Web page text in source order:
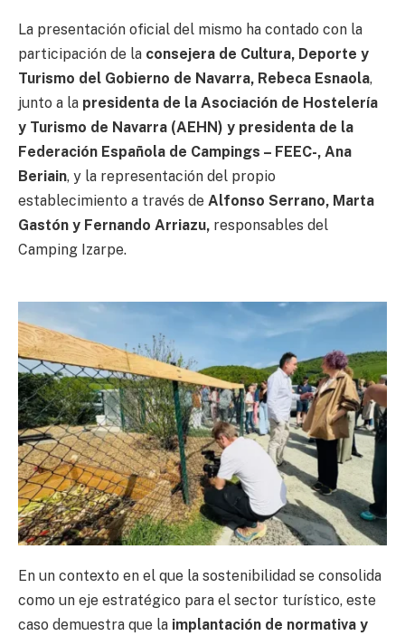
La presentación oficial del mismo ha contado con la
participación de la consejera de Cultura, Deporte y
Turismo del Gobierno de Navarra, Rebeca Esnaola,
junto a la presidenta de la Asociación de Hostelería
y Turismo de Navarra (AEHN) y presidenta de la
Federación Española de Campings – FEEC-, Ana
Beriain, y la representación del propio
establecimiento a través de Alfonso Serrano, Marta
Gastón y Fernando Arriazu, responsables del
Camping Izarpe.
En un contexto en el que la sostenibilidad se consolida
como un eje estratégico para el sector turístico, este
caso demuestra que la implantación de normativa y